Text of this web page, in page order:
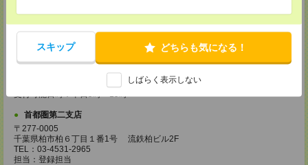
スキップ どちらも気になる！
しばらく表示しない
登録場所
ケアサービス事業部 保育部門
108-0023 東京都港区芝浦 3-1-1 田町ステーションタワーN 30F
受付可能日時：平日9時～19時
首都圏第二支店
〒277-0005
千葉県柏市柏６丁目１番1号 流鉄柏ビル2F
TEL：03-4531-2965
担当：登録担当